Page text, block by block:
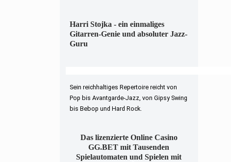
Harri Stojka - ein einmaliges
Gitarren-Genie und absoluter Jazz-
Guru
Sein reichhaltiges Repertoire reicht von
Pop bis Avantgarde-Jazz, von Gipsy Swing
bis Bebop und Hard Rock.
Das lizenzierte Online Casino
GG.BET mit Tausenden
Spielautomaten und Spielen mit